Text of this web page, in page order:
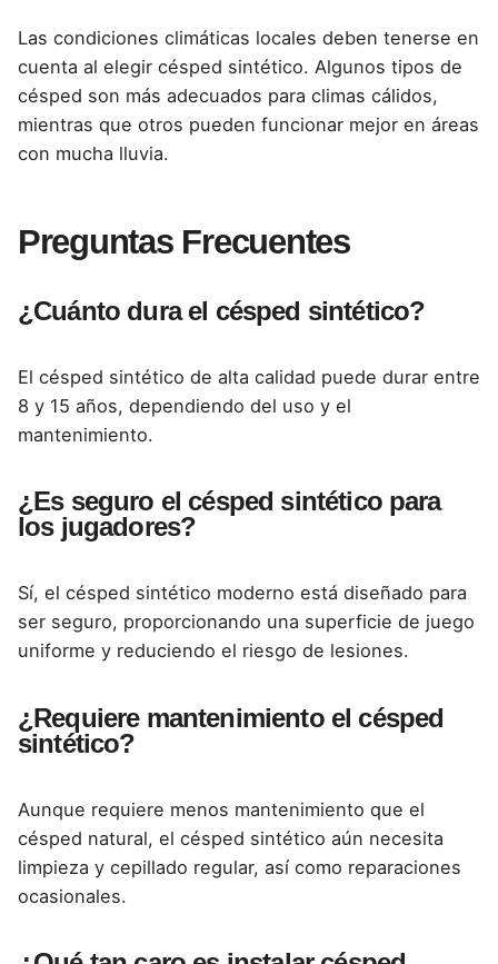
Las condiciones climáticas locales deben tenerse en
cuenta al elegir césped sintético. Algunos tipos de
césped son más adecuados para climas cálidos,
mientras que otros pueden funcionar mejor en áreas
con mucha lluvia.
Preguntas Frecuentes
¿Cuánto dura el césped sintético?
El césped sintético de alta calidad puede durar entre
8 y 15 años, dependiendo del uso y el
mantenimiento.
¿Es seguro el césped sintético para
los jugadores?
Sí, el césped sintético moderno está diseñado para
ser seguro, proporcionando una superficie de juego
uniforme y reduciendo el riesgo de lesiones.
¿Requiere mantenimiento el césped
sintético?
Aunque requiere menos mantenimiento que el
césped natural, el césped sintético aún necesita
limpieza y cepillado regular, así como reparaciones
ocasionales.